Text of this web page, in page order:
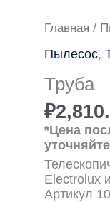
Главная /
Пылесос,
Труба
₽
*Цена
Electrolux
Артикул
Труба